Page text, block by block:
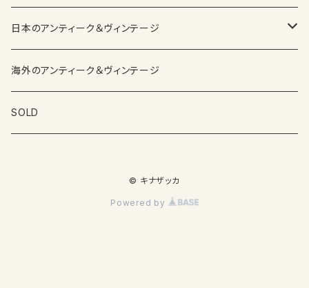
日本のアンティーク＆ヴィンテージ
カップ＆ソーサー
ガラス製品
海外のアンティーク＆ヴィンテージ
SOLD
© キナザッカ
Powered by